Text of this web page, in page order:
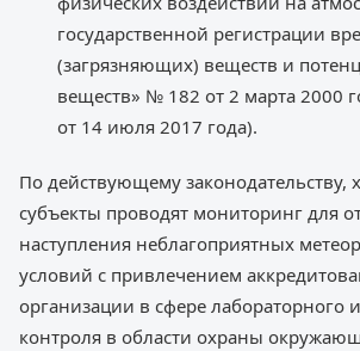
государственной регистрации
(загрязняющих) веществ и
веществ» № 182 от 2 марта 2000
от 14 июля 2017 года).
По действующему законодательству,
субъекты проводят мониторинг для
наступления неблагоприятных
условий с привлечением
организации в сфере лабораторного
контроля в области охраны